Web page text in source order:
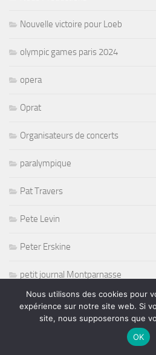
Nouvelle victoire pour Loeb
olympic games paris 2024
opera
Oprat
Organisateurs de concerts
paralympique
Pat Travers
Pete Levin
Peter Erskine
petit journal Montparnasse
PFC
Nous utilisons des cookies pour
expérience sur notre site web. Si
site, nous supposerons que
OK